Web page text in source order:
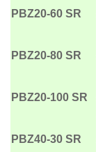
PBZ20-60 SR
PBZ20-80 SR
PBZ20-100 SR
PBZ40-30 SR